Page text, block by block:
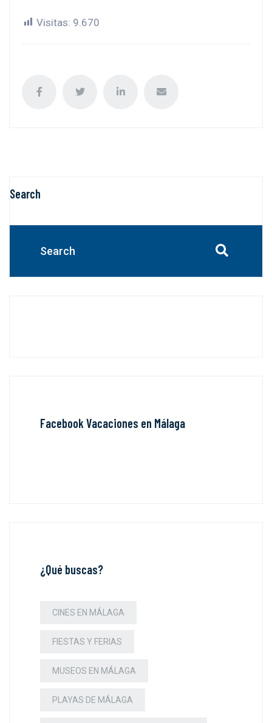
Visitas: 9.670
Search
Facebook Vacaciones en Málaga
¿Qué buscas?
CINES EN MÁLAGA
FIESTAS Y FERIAS
MUSEOS EN MÁLAGA
PLAYAS DE MÁLAGA